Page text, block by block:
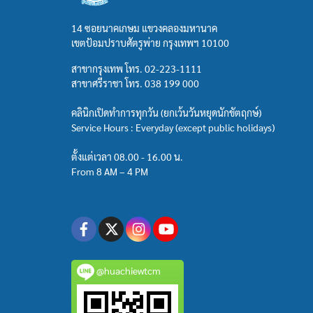
14 ซอยนาคเกษม แขวงคลองมหานาค
เขตป้อมปราบศัตรูพ่าย กรุงเทพฯ 10100
สาขากรุงเทพ โทร. 02-223-1111
สาขาศรีราชา โทร. 038 199 000
คลินิกเปิดทำการทุกวัน (ยกเว้นวันหยุดนักขัตฤกษ์)
Service Hours : Everyday (except public holidays)
ตั้งแต่เวลา 08.00 - 16.00 น.
From 8 AM – 4 PM
@huachiewtcm